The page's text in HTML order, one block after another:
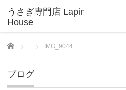
Home IMG_9044
ブログ